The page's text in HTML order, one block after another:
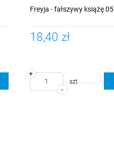
Freyja - fałszywy książę 05
18,40 zł
-
+
szt.